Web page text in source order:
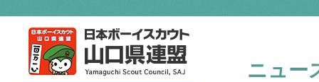
ニュー